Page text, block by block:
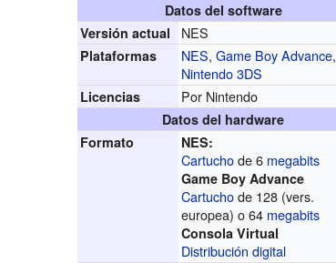
Datos del software
Versión actual
NES
Plataformas NES,Game Boy Advance,
Nintendo 3DS
Licencias Por Nintendo
Datos del hardware
Formato
NES:
Cartuchode 6 megabits
Game Boy Advance
Cartuchode 128 (vers.
europea) o 64 megabits
Consola Virtual
Distribución digital